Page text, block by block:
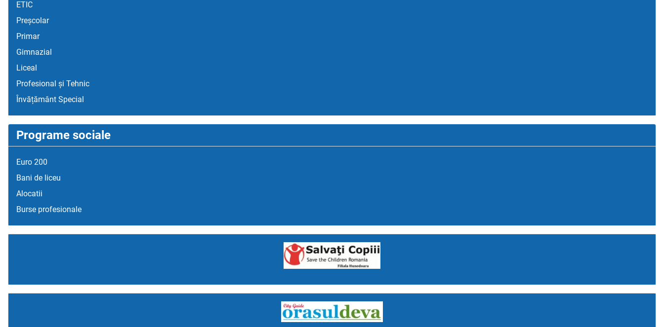
ETIC
Preșcolar
Primar
Gimnazial
Liceal
Profesional și Tehnic
Învățământ Special
Programe sociale
Euro 200
Bani de liceu
Alocatii
Burse profesionale